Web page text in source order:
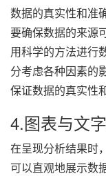
数据的真实性和准
要确保数据的来源
用科学的方法进行
分考虑各种因素的
保证数据的真实性
4.图表与文
在呈现分析结果时
可以直观地展示数